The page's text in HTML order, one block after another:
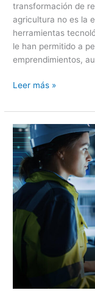
transformación de
agricultura no es la
herramientas
le han permitido a
emprendimientos,
Leer más »
BIM:
La
revolución
tecnológica
en
Arquitectura
e
Ingeniería